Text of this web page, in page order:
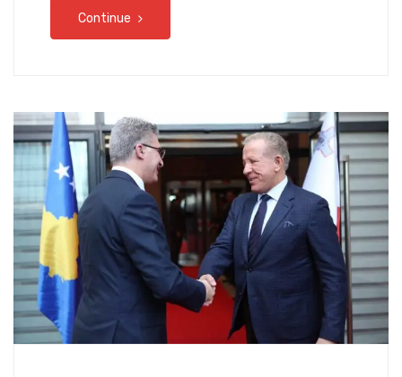
Continue